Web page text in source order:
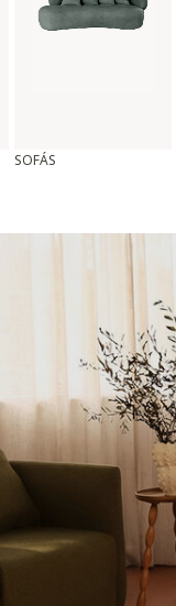
SOFÁS